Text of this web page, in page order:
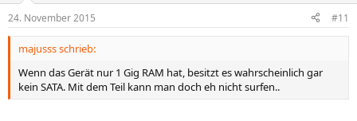
24. November 2015 #11
majusss schrieb:
Wenn das Gerät nur 1 Gig RAM hat, besitzt es wahrscheinlich gar
kein SATA. Mit dem Teil kann man doch eh nicht surfen..